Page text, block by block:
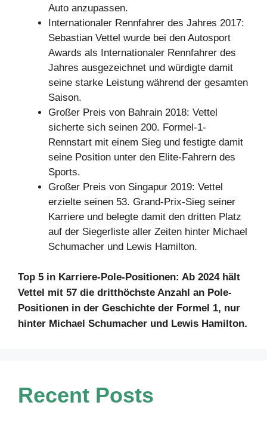
Auto anzupassen.
Internationaler Rennfahrer des Jahres 2017:
Sebastian Vettel wurde bei den Autosport
Awards als Internationaler Rennfahrer des
Jahres ausgezeichnet und würdigte damit
seine starke Leistung während der gesamten
Saison.
Großer Preis von Bahrain 2018: Vettel
sicherte sich seinen 200. Formel-1-
Rennstart mit einem Sieg und festigte damit
seine Position unter den Elite-Fahrern des
Sports.
Großer Preis von Singapur 2019: Vettel
erzielte seinen 53. Grand-Prix-Sieg seiner
Karriere und belegte damit den dritten Platz
auf der Siegerliste aller Zeiten hinter Michael
Schumacher und Lewis Hamilton.
Top 5 in Karriere-Pole-Positionen: Ab 2024 hält
Vettel mit 57 die dritthöchste Anzahl an Pole-
Positionen in der Geschichte der Formel 1, nur
hinter Michael Schumacher und Lewis Hamilton.
Recent Posts